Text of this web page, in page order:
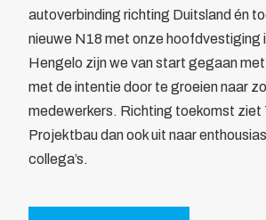
Actueel
Contact
Lid worden
autoverbinding richting Duitsland én
nieuwe N18 met onze hoofdvestiging
Hengelo zijn we van start gegaan
met de intentie door te groeien naar
medewerkers. Richting toekomst ziet
Projektbau dan ook uit naar
collega’s.